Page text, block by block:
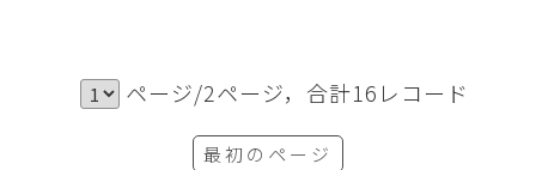
ページ/2ページ，合計16レコード
最初のページ